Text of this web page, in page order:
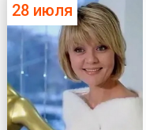
28 июля